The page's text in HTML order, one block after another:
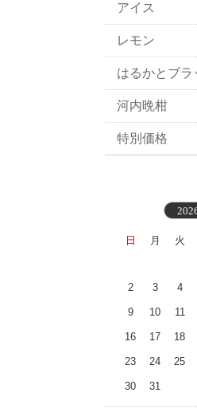
アイス
レモン
はるかとブラ
河内晩柑
特別価格
日 月 火
2 3 4
9 10 11
16 17 18
23 24 25
30 31